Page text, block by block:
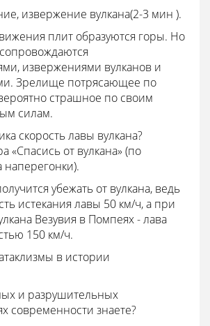
извержение вулкана(2-3 мин ).
плит образуются горы. Но
извержениями вулканов и
Зрелище потрясающее по
страшное по своим
силам.
скорость лавы вулкана?
«Спасись от вулкана» (по
убежать от вулкана, ведь
истекания лавы 50 км/ч, а при
Везувия в Помпеях - лава
150 км/ч.
в истории
и разрушительных
современности знаете?